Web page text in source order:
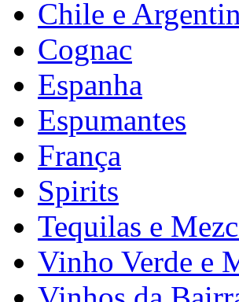
Chile e
Cognac
Espanha
Espumantes
França
Spirits
Tequilas e
Vinho Verde e